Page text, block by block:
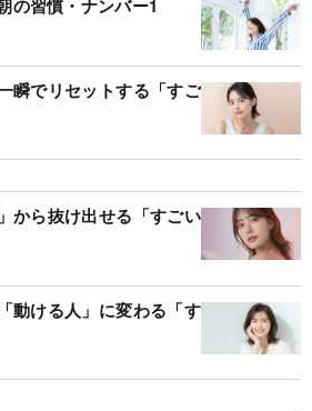
の習慣・ナンバー1
瞬でリセットする「すご
から抜け出せる「すごい
動ける人」に変わる「す